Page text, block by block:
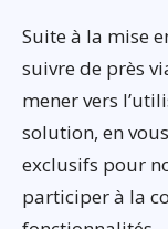
Suite à la mise
suivre de près
mener vers
solution, en
exclusifs pour
participer à la